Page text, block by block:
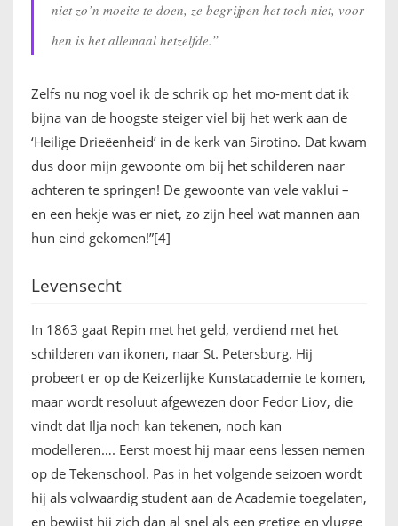
niet zo’n moeite te doen, ze begrijpen het toch niet, voor
hen is het allemaal hetzelfde.”
Zelfs nu nog voel ik de schrik op het mo-ment dat ik
bijna van de hoogste steiger viel bij het werk aan de
‘Heilige Drieëenheid’ in de kerk van Sirotino. Dat kwam
dus door mijn gewoonte om bij het schilderen naar
achteren te springen! De gewoonte van vele vaklui –
en een hekje was er niet, zo zijn heel wat mannen aan
hun eind gekomen!”[4]
Levensecht
In 1863 gaat Repin met het geld, verdiend met het
schilderen van ikonen, naar St. Petersburg. Hij
probeert er op de Keizerlijke Kunstacademie te komen,
maar wordt resoluut afgewezen door Fedor Liov, die
vindt dat Ilja noch kan tekenen, noch kan
modelleren…. Eerst moest hij maar eens lessen nemen
op de Tekenschool. Pas in het volgende seizoen wordt
hij als volwaardig student aan de Academie toegelaten,
en bewijst hij zich dan al snel als een gretige en vlugge